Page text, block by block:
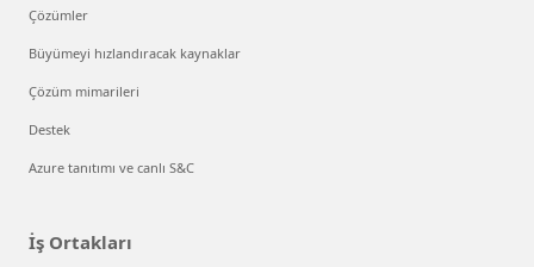
Çözümler
Büyümeyi hızlandıracak kaynaklar
Çözüm mimarileri
Destek
Azure tanıtımı ve canlı S&C
İş Ortakları